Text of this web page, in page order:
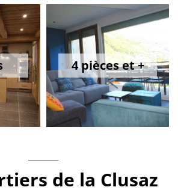
4 pièces et +
de la Clusaz